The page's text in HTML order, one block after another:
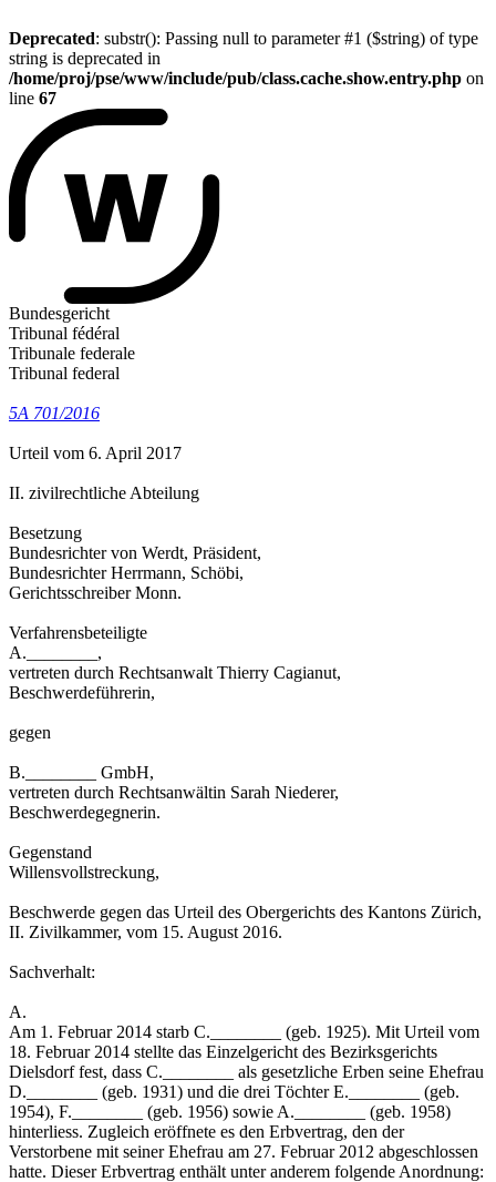
Deprecated: substr(): Passing null to parameter #1 ($string) of type
string is deprecated in
/home/proj/pse/www/include/pub/class.cache.show.entry.php on
line 67
Bundesgericht
Tribunal fédéral
Tribunale federale
Tribunal federal
5A 701/2016
Urteil vom 6. April 2017
II. zivilrechtliche Abteilung
Besetzung
Bundesrichter von Werdt, Präsident,
Bundesrichter Herrmann, Schöbi,
Gerichtsschreiber Monn.
Verfahrensbeteiligte
A.________,
vertreten durch Rechtsanwalt Thierry Cagianut,
Beschwerdeführerin,
gegen
B.________ GmbH,
vertreten durch Rechtsanwältin Sarah Niederer,
Beschwerdegegnerin.
Gegenstand
Willensvollstreckung,
Beschwerde gegen das Urteil des Obergerichts des Kantons Zürich,
II. Zivilkammer, vom 15. August 2016.
Sachverhalt:
A.
Am 1. Februar 2014 starb C.________ (geb. 1925). Mit Urteil vom
18. Februar 2014 stellte das Einzelgericht des Bezirksgerichts
Dielsdorf fest, dass C.________ als gesetzliche Erben seine Ehefrau
D.________ (geb. 1931) und die drei Töchter E.________ (geb.
1954), F.________ (geb. 1956) sowie A.________ (geb. 1958)
hinterliess. Zugleich eröffnete es den Erbvertrag, den der
Verstorbene mit seiner Ehefrau am 27. Februar 2012 abgeschlossen
hatte. Dieser Erbvertrag enthält unter anderem folgende Anordnung: